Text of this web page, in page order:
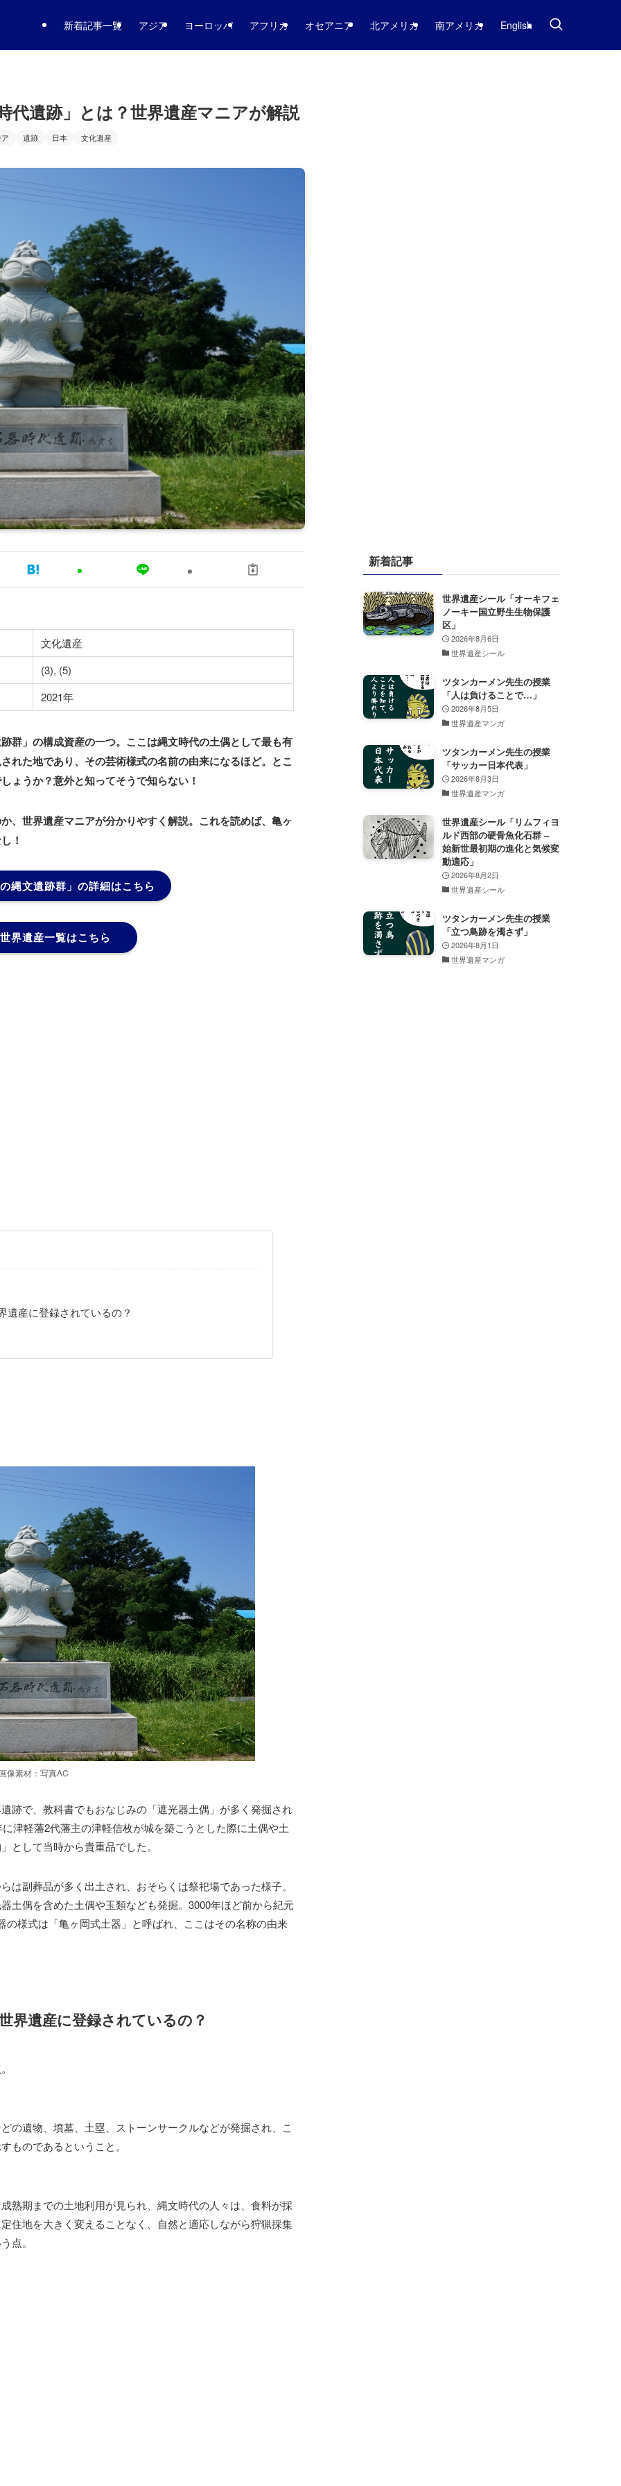
新着記事一覧 アジア ヨーロッパ アフリカ オセアニア 北アメリカ 南アメリカ English
代遺跡」とは？世界遺産マニアが解説
遺跡 日本 文化遺産
文化遺産
(3), (5)
2021年
群」の構成資産の一つ。ここは縄文時代の土偶として最も有
れた地であり、その芸術様式の名前の由来になるほど。とこ
ょうか？意外と知ってそうで知らない！
、世界遺産マニアが分かりやすく解説。これを読めば、亀ヶ
！
縄文遺跡群」 の詳細はこちら
界遺産一覧はこちら
遺産に登録されているの？
像素材：写真AC
跡で、教科書でもおなじみの「遮光器土偶」が多く発掘され
津軽藩2代藩主の津軽信枚が城を築こうとした際に土偶や土
として当時から貴重品でした。
は副葬品が多く出土され、おそらくは祭祀場であった様子。
土偶を含めた土偶や玉類なども発掘。3000年ほど前から紀元
様式は「亀ヶ岡式土器」と呼ばれ、ここはその名称の由来
界遺産に登録されているの？
の遺物、墳墓、土塁、ストーンサークルなどが発掘され、こ
ものであるということ。
熟期までの土地利用が見られ、縄文時代の人々は、食料が採
住地を大きく変えることなく、自然と適応しながら狩猟採集
点。
新着記事
世界遺産シール「オーキフェ
ノーキー国立野生生物保護
区」
2026年8月6日
世界遺産シール
ツタンカーメン先生の授業
「人は負けることで…」
2026年8月5日
世界遺産マンガ
ツタンカーメン先生の授業
「サッカー日本代表」
2026年8月3日
世界遺産マンガ
世界遺産シール「リムフィヨ
ルド西部の硬骨魚化石群 –
始新世最初期の進化と気候変
動適応」
2026年8月2日
世界遺産シール
ツタンカーメン先生の授業
「立つ鳥跡を濁さず」
2026年8月1日
世界遺産マンガ